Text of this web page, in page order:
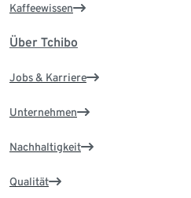
Kaffeewissen
Über Tchibo
Jobs & Karriere
Unternehmen
Nachhaltigkeit
Qualität